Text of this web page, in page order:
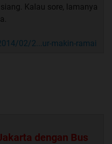
Kalau sore, lamanya
02/2...ur-makin-ramai
dengan Bus